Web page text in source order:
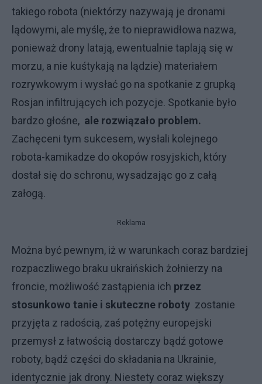
takiego robota (niektórzy nazywają je dronami
lądowymi, ale myślę, że to nieprawidłowa nazwa,
ponieważ drony latają, ewentualnie taplają się w
morzu, a nie kuśtykają na lądzie) materiałem
rozrywkowym i wysłać go na spotkanie z grupką
Rosjan infiltrujących ich pozycje. Spotkanie było
bardzo głośne, ale rozwiązało problem.
Zachęceni tym sukcesem, wysłali kolejnego
robota-kamikadze do okopów rosyjskich, który
dostał się do schronu, wysadzając go z całą
załogą.
Reklama
Można być pewnym, iż w warunkach coraz bardziej
rozpaczliwego braku ukraińskich żołnierzy na
froncie, możliwość zastąpienia ich przez
stosunkowo tanie i skuteczne roboty zostanie
przyjęta z radością, zaś potężny europejski
przemysł z łatwością dostarczy bądź gotowe
roboty, bądź części do składania na Ukrainie,
identycznie jak drony. Niestety coraz większy